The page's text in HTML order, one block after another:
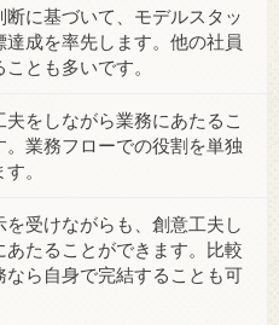
断に基づいて、モデルスタッ
達成を率先します。他の社員
とも多いです。
夫をしながら業務にあたるこ
。業務フローでの役割を単独
。
を受けながらも、創意工夫し
あたることができます。比較
なら自身で完結することも可